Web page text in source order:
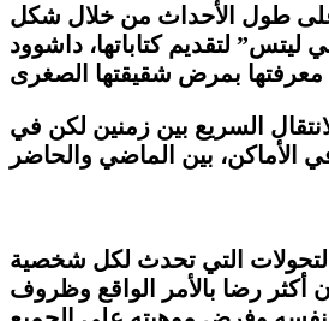
على طول الأحداث من خلال شكل
ليتس” لتقديم كتاباتها، داشوود
السريع بين زمنين لكن في
التي تحدث لكل شخصية
أكثر رضا بالأمر الواقع وظروف